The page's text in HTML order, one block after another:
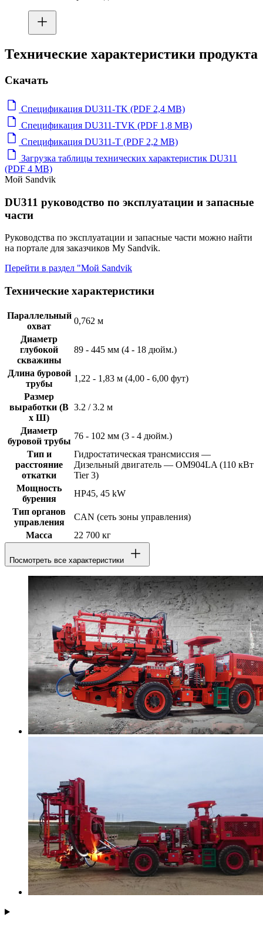
Технические характеристики продукта
Скачать
Спецификация DU311-TK (PDF 2,4 MB)
Спецификация DU311-TVK (PDF 1,8 MB)
Спецификация DU311-T (PDF 2,2 MB)
Загрузка таблицы технических характеристик DU311
(PDF 4 MB)
Мой Sandvik
DU311 руководство по эксплуатации и запасные
части
Руководства по эксплуатации и запасные части можно найти
на портале для заказчиков My Sandvik.
Перейти в раздел "Мой Sandvik
Технические характеристики
Параллельный
охват
0,762 м
Диаметр
глубокой
скважины
89 - 445 мм (4 - 18 дюйм.)
Длина буровой
трубы
1,22 - 1,83 м (4,00 - 6,00 фут)
Размер
выработки (В
x Ш)
3.2 / 3.2 м
Диаметр
буровой трубы
76 - 102 мм (3 - 4 дюйм.)
Тип и
расстояние
откатки
Гидростатическая трансмиссия —
Дизельный двигатель — OM904LA (110 кВт
Tier 3)
Мощность
бурения
HP45, 45 kW
Тип органов
управления
CAN (сеть зоны управления)
Масса
22 700 кг
Посмотреть все характеристики